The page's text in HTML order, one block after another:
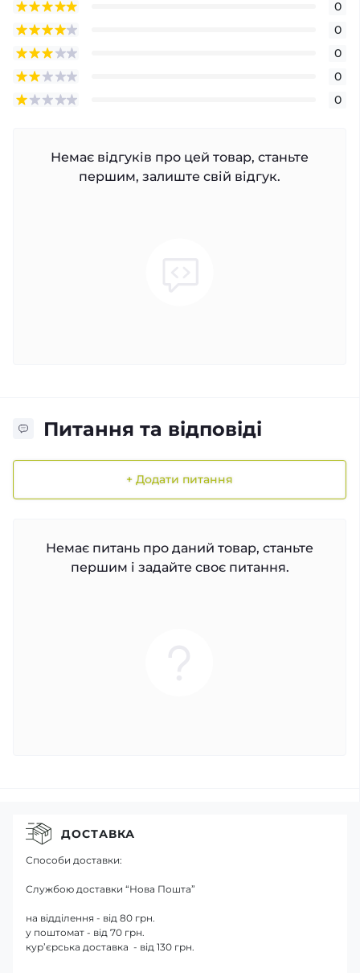
0
0
0
0
0
Немає відгуків про цей товар, станьте
першим, залиште свій відгук.
Питання та відповіді
+ Додати питання
Немає питань про даний товар, станьте
першим і задайте своє питання.
ДОСТАВКА
Способи доставки:
Службою доставки “Нова Пошта”
на відділення - від 80 грн.
у поштомат - від 70 грн.
кур’єрська доставка - від 130 грн.